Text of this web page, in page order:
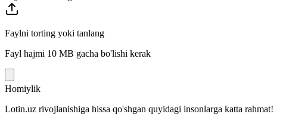
Faylni torting yoki tanlang
Fayl hajmi 10 MB gacha bo'lishi kerak
Homiylik
Lotin.uz rivojlanishiga hissa qo'shgan quyidagi insonlarga katta rahmat!